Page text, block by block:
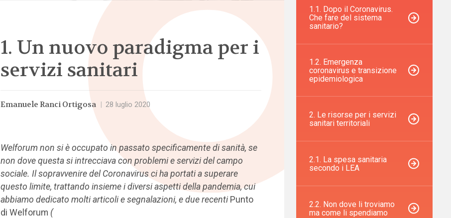
1. Un nuovo paradigma per i
servizi sanitari
Emanuele Ranci Ortigosa 28 luglio 2020
Welforum non si è occupato in passato specificamente di sanità, se
non dove questa si intrecciava con problemi e servizi del campo
sociale. Il sopravvenire del Coronavirus ci ha portati a superare
questo limite, trattando insieme i diversi aspetti della pandemia, cui
abbiamo dedicato molti articoli e segnalazioni, e due recenti Punto
di Welforum (
1.1. Dopo il Coronavirus.
Che fare del sistema
sanitario?
1.2. Emergenza
coronavirus e transizione
epidemiologica
2. Le risorse per i servizi
sanitari territoriali
2.1. La spesa sanitaria
secondo i LEA
2.2. Non dove li troviamo
ma come li spendiamo